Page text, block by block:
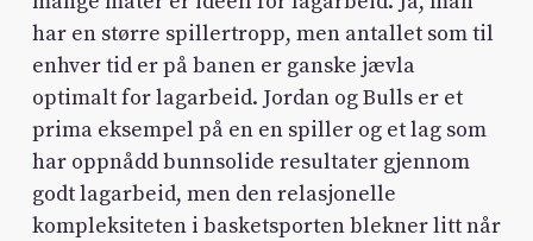
har en større spillertropp, men antallet som til
enhver tid er på banen er ganske jævla
optimalt for lagarbeid. Jordan og Bulls er et
prima eksempel på en en spiller og et lag som
har oppnådd bunnsolide resultater gjennom
godt lagarbeid, men den relasjonelle
kompleksiteten i basketsporten blekner litt når